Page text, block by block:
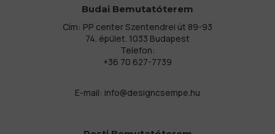
Budai Bemutatóterem
Cím: PP center Szentendrei út 89-93
74. épület. 1033 Budapest
Telefon:
+36 70 627-7739
E-mail: info@designcsempe.hu